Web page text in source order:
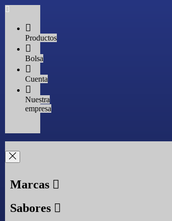
Productos
Bolsa
Cuenta
Nuestra
empresa
Marcas
Sabores